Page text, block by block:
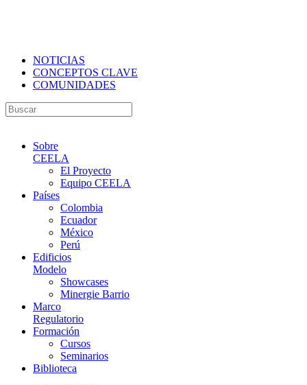
NOTICIAS
CONCEPTOS CLAVE
COMUNIDADES
Sobre
CEELA
El Proyecto
Equipo CEELA
Países
Colombia
Ecuador
México
Perú
Edificios
Modelo
Showcases
Minergie Barrio
Marco
Regulatorio
Formación
Cursos
Seminarios
Biblioteca